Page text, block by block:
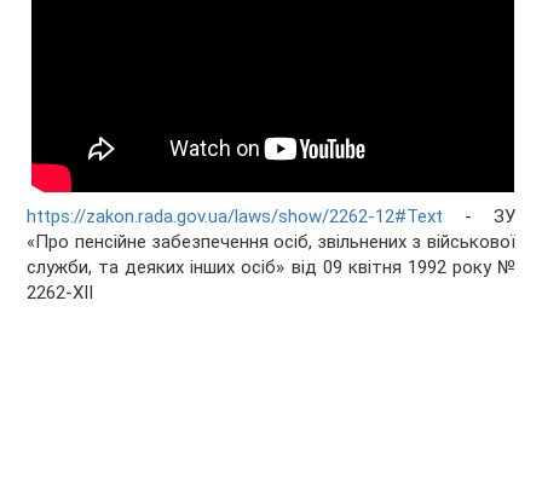
https://zakon.rada.gov.ua/laws/show/2262-12#Text - ЗУ
«Про пенсійне забезпечення осіб, звільнених з військової
служби, та деяких інших осіб» від 09 квітня 1992 року №
2262-ХІІ